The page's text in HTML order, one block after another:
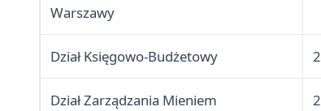
Warszawy
Dział Księgowo-Budżetowy
Dział Zarządzania Mieniem